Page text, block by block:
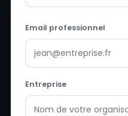
Email professionnel
Entreprise